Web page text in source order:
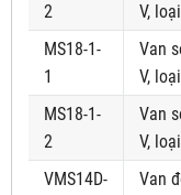
2
V,
MS18-1-
1
Van
V,
MS18-1-
2
Van
V,
VMS14D-
Van